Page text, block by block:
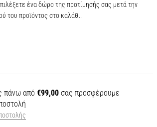
ένα δώρο της προτίμησής σας μετά την
του προϊόντος στο καλάθι.
πάνω από €99,00 σας προσφέρουμε